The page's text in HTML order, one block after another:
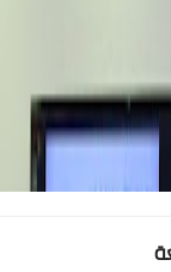
يعيد إفتتاحه